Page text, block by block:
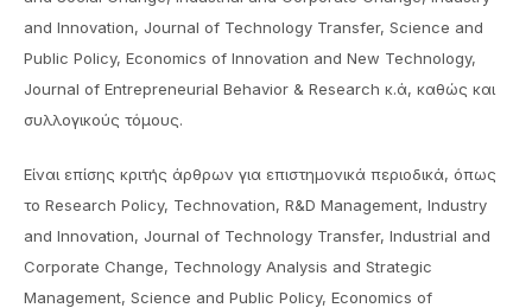
and Innovation, Journal of Technology Transfer, Science and
Public Policy, Economics of Innovation and New Technology,
Journal of Entrepreneurial Behavior & Research κ.ά, καθώς και
συλλογικούς τόμους.
Είναι επίσης κριτής άρθρων για επιστημονικά περιοδικά, όπως
το Research Policy, Technovation, R&D Management, Industry
and Innovation, Journal of Technology Transfer, Industrial and
Corporate Change, Technology Analysis and Strategic
Management, Science and Public Policy, Economics of